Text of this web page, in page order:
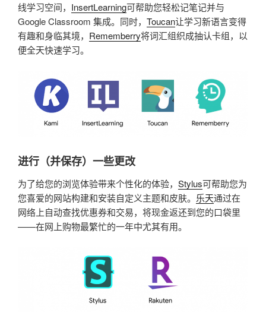
线学习空间， InsertLearning可帮助您轻松记笔记并与
Google Classroom 集成。同时， Toucan让学习新语言变得
有趣和身临其境， Rememberry将词汇组织成抽认卡组，以
便全天快速学习。
进行（并保存）一些更改
为了给您的浏览体验带来个性化的体验， Stylus可帮助您为
您喜爱的网站构建和安装自定义主题和皮肤。 乐天通过在
网络上自动查找优惠券和交易，将现金返还到您的口袋里
——在网上购物最繁忙的一年中尤其有用。